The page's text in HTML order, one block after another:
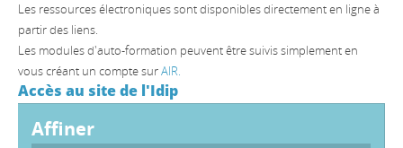
Les ressources électroniques sont disponibles directement en ligne à
partir des liens.
Les modules d'auto-formation peuvent être suivis simplement en
vous créant un compte surAIR.
Accès au site de l'Idip
affiner